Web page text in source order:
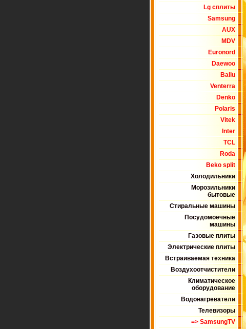
Lg сплиты
Samsung
AUX
MDV
Euronord
Daewoo
Ballu
Venterra
Denko
Polaris
Vitek
Inter
TCL
Roda
Beko split
Холодильники
Морозильники
бытовые
Стиральные машины
Посудомоечные
машины
Газовые плиты
Электрические плиты
Встраиваемая техника
Воздухоотчистители
Климатическое
оборудование
Водонагреватели
Телевизоры
=> SamsungTV